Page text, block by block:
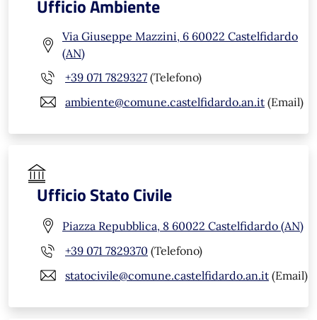
Ufficio Ambiente
Via Giuseppe Mazzini, 6 60022 Castelfidardo
(AN)
+39 071 7829327 (Telefono)
ambiente@comune.castelfidardo.an.it (Email)
Ufficio Stato Civile
Piazza Repubblica, 8 60022 Castelfidardo (AN)
+39 071 7829370 (Telefono)
statocivile@comune.castelfidardo.an.it (Email)